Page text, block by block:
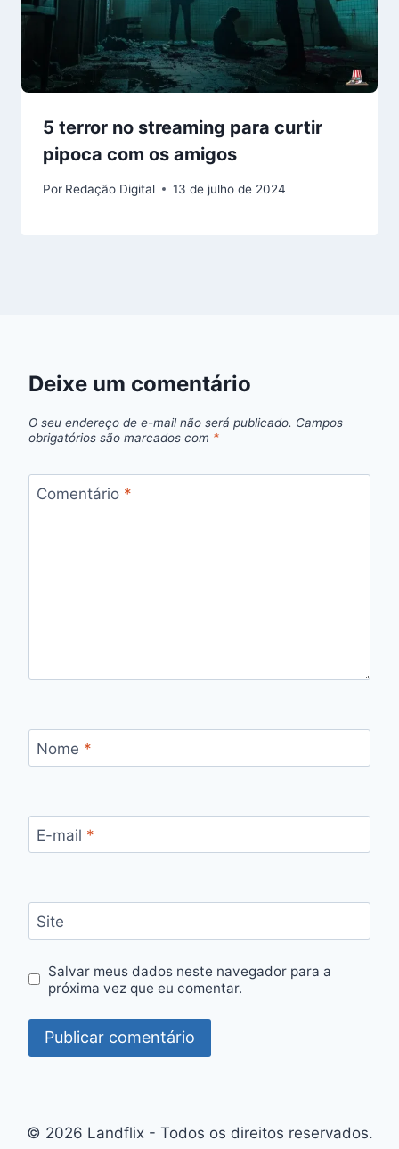
5 terror no streaming para curtir
pipoca com os amigos
Por Redação Digital 13 de julho de 2024
Deixe um comentário
O seu endereço de e-mail não será publicado. Campos
obrigatórios são marcados com *
Comentário *
Nome *
E-mail *
Site
Salvar meus dados neste navegador para a
próxima vez que eu comentar.
© 2026 Landflix - Todos os direitos reservados.